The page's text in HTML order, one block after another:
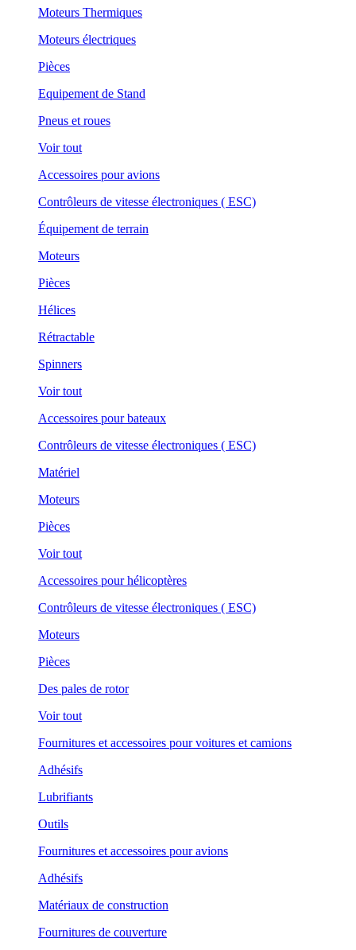
Moteurs Thermiques
Moteurs électriques
Pièces
Equipement de Stand
Pneus et roues
Voir tout
Accessoires pour avions
Contrôleurs de vitesse électroniques ( ESC)
Équipement de terrain
Moteurs
Pièces
Hélices
Rétractable
Spinners
Voir tout
Accessoires pour bateaux
Contrôleurs de vitesse électroniques ( ESC)
Matériel
Moteurs
Pièces
Voir tout
Accessoires pour hélicoptères
Contrôleurs de vitesse électroniques ( ESC)
Moteurs
Pièces
Des pales de rotor
Voir tout
Fournitures et accessoires pour voitures et camions
Adhésifs
Lubrifiants
Outils
Fournitures et accessoires pour avions
Adhésifs
Matériaux de construction
Fournitures de couverture